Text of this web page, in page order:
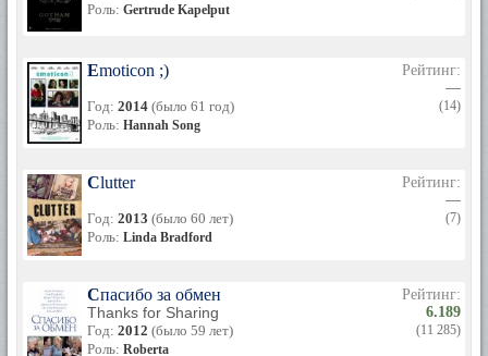
Роль: Gertrude Kapelput
Emoticon ;)
Год: 2014 (было 61 год)
Роль: Hannah Song
Рейтинг:
—
(14)
Clutter
Год: 2013 (было 60 лет)
Роль: Linda Bradford
Рейтинг:
—
(7)
Спасибо за обмен
Thanks for Sharing
Год: 2012 (было 59 лет)
Роль: Roberta
Рейтинг:
6.189
(11 285)